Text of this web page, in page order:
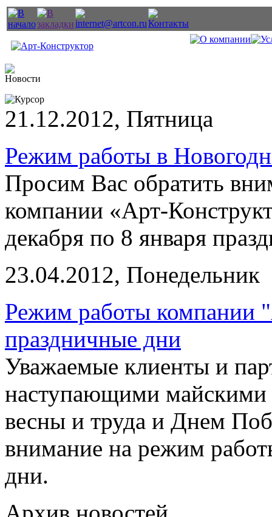
21.12.2012, Пятница
Режим работы в
Просим Вас обратить
компании «Арт-
декабря по 8 января
23.04.2012, Понедельник
Режим работы компании
праздничные дни
Уважаемые клиенты и
наступающими
весны и труда и Днем
внимание на режим
дни.